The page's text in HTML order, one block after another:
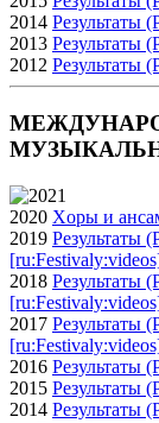
2014 Результаты
2013 Результаты
2012 Результаты
2021
2020 Xоры и
2019 Результаты
2018 Результаты
2017 Результаты
2016 Результаты
2015 Результаты
2014 Результаты